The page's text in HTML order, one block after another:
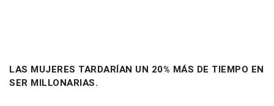
LAS MUJERES TARDARÍAN UN 20% MÁS DE TIEMPO EN
SER MILLONARIAS.